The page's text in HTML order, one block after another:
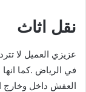
نقل اثاث
عزيزي العميل لا
في الرياض .كما
العفش داخل وخارج